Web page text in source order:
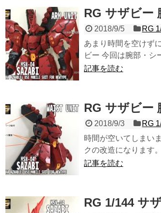
RG サザビー
2018/9/5 RG
あまり時間を空けず
ビー 今回は腕部・シ
記事を読む
RG サザビー
2018/9/3 RG
時間が空いてしまい
クの改造になります
記事を読む
RG 1/144 サ